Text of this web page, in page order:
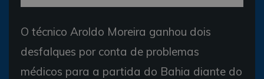
O técnico Aroldo Moreira ganhou dois
desfalques por conta de problemas
médicos para a partida do Bahia diante do